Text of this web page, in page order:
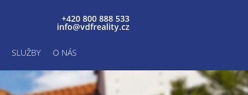
SLUŽBY O NÁS
+420 800 888 533
info@vdfreality.cz